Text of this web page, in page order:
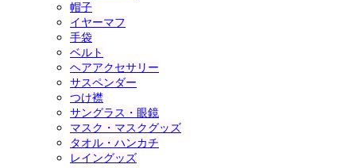
帽子
イヤーマフ
手袋
ベルト
ヘアアクセサリー
サスペンダー
つけ襟
サングラス・眼鏡
マスク・マスクグッズ
タオル・ハンカチ
レイングッズ